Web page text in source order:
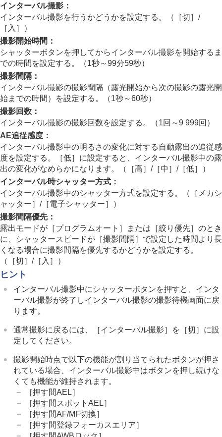
クラウドサービスを利用する
資料
故障かな？と思ったら
インターバル撮影 ：
インターバル撮影を行うかどうかを設定する。（
［切］ /
［入］
）
撮影開始時間 ：
シャッターボタンを押してからインターバル撮影を開始するま
での時間を設定する。（1秒～99分59秒）
撮影間隔 ：
インターバル撮影の撮影間隔（露光開始から次の撮影の露光開
始までの時間）を設定する。（1秒～60秒）
撮影回数 ：
インターバル撮影の撮影回数を設定する。（1回～9 999回）
AE追従感度 ：
インターバル撮影中の明るさの変化に対する自動露出の追従感
度を設定する。
［低］ に設定すると、インターバル撮影中の露
出の変化がなめらかになります。（
［高］ /［中］ /［低］
）
インターバル時シャッター方式 ：
インターバル撮影中のシャッター方式を設定する。（
［メカシ
ャッター］ /［電子シャッター］
）
撮影間隔優先：
露出モードが ［プログラムオート］ または ［絞り優先］ のとき
に、シャッタースピードが ［撮影間隔］ で設定した時間より長
くなる場合に撮影間隔を優先するかどうかを設定する。
（
［切］ /［入］ ）
ヒント
インターバル撮影中にシャッターボタンを押すと、インタ
ーバル撮影が終了しインターバル撮影の撮影待機画面に戻
ります。
通常撮影に戻るには、 ［インターバル撮影］ を ［切］ に設
定してください。
撮影開始時点で以下の機能が割り当てられたボタンが押さ
れている場合、インターバル撮影中はボタンを押し続けな
くても機能が維持されます。
［押す間AEL］
［押す間スポットAEL］
［押す間AF/MF切換］
［押す間登録フォーカスエリア］